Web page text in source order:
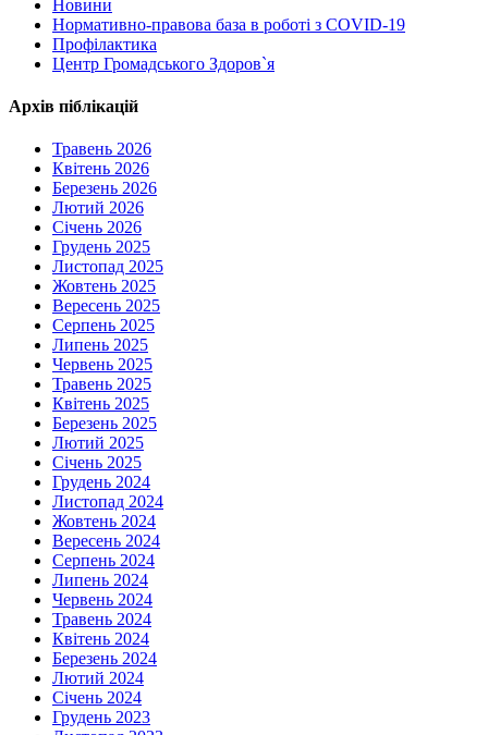
Новини
Нормативно-правова база в роботі з COVID-19
Профілактика
Центр Громадського Здоров`я
Архів піблікацій
Травень 2026
Квітень 2026
Березень 2026
Лютий 2026
Січень 2026
Грудень 2025
Листопад 2025
Жовтень 2025
Вересень 2025
Серпень 2025
Липень 2025
Червень 2025
Травень 2025
Квітень 2025
Березень 2025
Лютий 2025
Січень 2025
Грудень 2024
Листопад 2024
Жовтень 2024
Вересень 2024
Серпень 2024
Липень 2024
Червень 2024
Травень 2024
Квітень 2024
Березень 2024
Лютий 2024
Січень 2024
Грудень 2023